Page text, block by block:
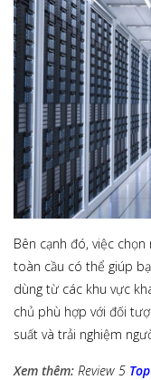
Bên cạnh đó, việc
toàn cầu có thể giúp
dùng từ các khu vực
chủ phù hợp với đối
suất và trải nghiệm
Xem thêm: Review 5